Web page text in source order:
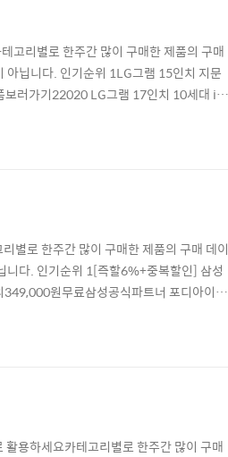
고리별로 한주간 많이 구매한 제품의 구매
아닙니다. 인기순위 1LG그램 15인치 지문
보러가기22020 LG그램 17인치 10세대 i7
문시)LG 노트북 공식몰네이버페이가맹
별로 한주간 많이 구매한 제품의 구매 데이
니다. 인기순위 1[즉할6%+중복할인] 삼성
원무료삼성공식파트너 포디아이네
세금포함1,440,000원무료킹스몰
용하세요카테고리별로 한주간 많이 구매